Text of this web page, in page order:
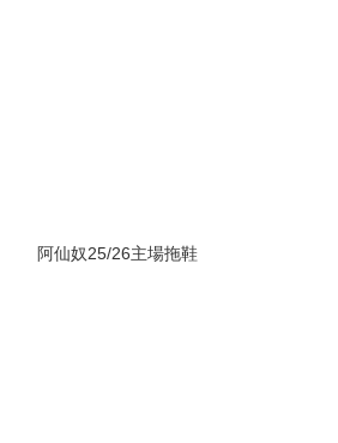
阿仙奴25/26主場拖鞋